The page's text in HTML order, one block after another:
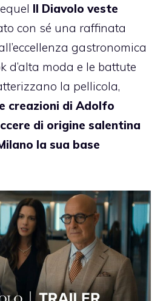
Il Diavolo veste
con sé una raffinata
gastronomica
d’alta moda e le battute
la pellicola,
creazioni di Adolfo
di origine salentina
la sua base